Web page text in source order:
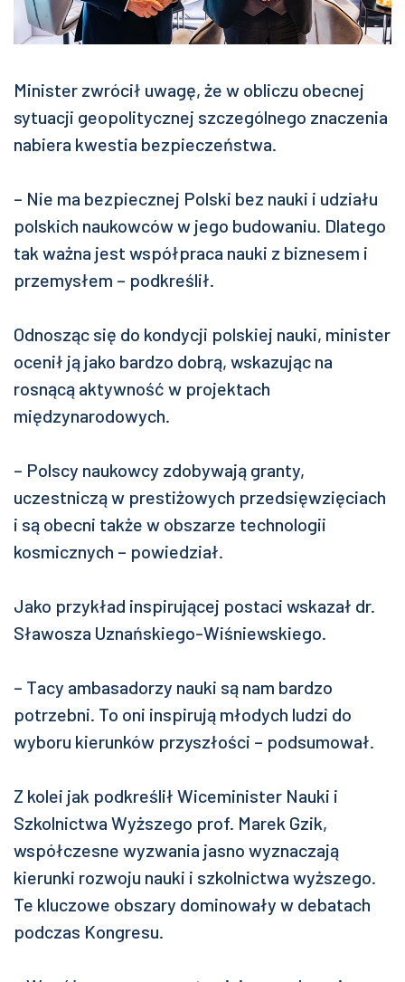
Minister zwrócił uwagę, że w obliczu obecnej
sytuacji geopolitycznej szczególnego znaczenia
nabiera kwestia bezpieczeństwa.
– Nie ma bezpiecznej Polski bez nauki i udziału
polskich naukowców w jego budowaniu. Dlatego
tak ważna jest współpraca nauki z biznesem i
przemysłem – podkreślił.
Odnosząc się do kondycji polskiej nauki, minister
ocenił ją jako bardzo dobrą, wskazując na
rosnącą aktywność w projektach
międzynarodowych.
– Polscy naukowcy zdobywają granty,
uczestniczą w prestiżowych przedsięwzięciach
i są obecni także w obszarze technologii
kosmicznych – powiedział.
Jako przykład inspirującej postaci wskazał dr.
Sławosza Uznańskiego-Wiśniewskiego.
– Tacy ambasadorzy nauki są nam bardzo
potrzebni. To oni inspirują młodych ludzi do
wyboru kierunków przyszłości – podsumował.
Z kolei jak podkreślił Wiceminister Nauki i
Szkolnictwa Wyższego prof. Marek Gzik,
współczesne wyzwania jasno wyznaczają
kierunki rozwoju nauki i szkolnictwa wyższego.
Te kluczowe obszary dominowały w debatach
podczas Kongresu.